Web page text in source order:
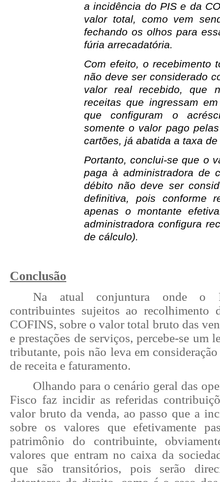
a incidência do PIS e da
valor total, como vem
fechando os olhos para
fúria arrecadatória.
Com efeito, o recebimento
não deve ser considerado
valor real recebido, que
receitas que ingressam
que configuram o
somente o valor pago
cartões, já abatida a taxa
Portanto, conclui-se que o
paga à administradora de
débito não deve ser
definitiva, pois conforme
apenas o montante
administradora configura
de cálculo).
Conclusão
Na atual conjuntura onde o
contribuintes sujeitos ao recolhimento
COFINS, sobre o valor total bruto das
e prestações de serviços, percebe-se um
tributante, pois não leva em
de receita e faturamento.
Olhando para o cenário geral das
Fisco faz incidir as referidas
valor bruto da venda, ao passo que a
sobre os valores que efetivamente
patrimônio do contribuinte,
valores que entram no caixa da
que são transitórios, pois serão